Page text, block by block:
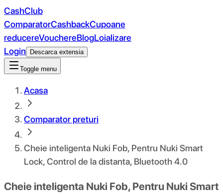
CashClub
ComparatorCashbackCupoane
reducereVouchereBlogLoializare
Login
Descarca extensia
Toggle menu
Acasa
Comparator preturi
Cheie inteligenta Nuki Fob, Pentru Nuki Smart
Lock, Control de la distanta, Bluetooth 4.0
Cheie inteligenta Nuki Fob, Pentru Nuki Smart